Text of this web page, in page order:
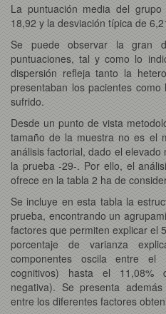
La puntuación media del
18,92 y la desviación típica de
Se puede observar la gran
puntuaciones, tal y como lo
dispersión refleja tanto la
presentaban los pacientes
sufrido.
Desde un punto de vista
tamaño de la muestra no es el
análisis factorial, dado el
la prueba -29-. Por ello, el
ofrece en la tabla 2 ha de
Se incluye en esta tabla la
prueba, encontrando un
factores que permiten explicar el
porcentaje de varianza
componentes oscila entre
cognitivos) hasta el 11,08%
negativa). Se presenta
entre los diferentes factores